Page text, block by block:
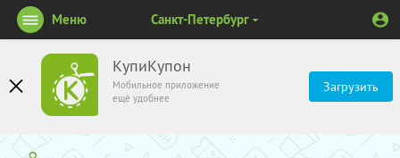
КупиКупон
Мобильное приложение
ещё удобнее
Загрузить
Меню Санкт-Петербург